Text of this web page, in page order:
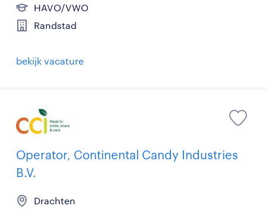
HAVO/VWO
Randstad
bekijk vacature
Operator, Continental Candy Industries
B.V.
Drachten